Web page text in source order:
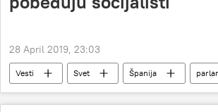
28 April 2019, 23:03
Vesti Svet Španija